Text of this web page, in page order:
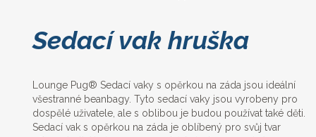
Sedací vak ve tvaru pohovky
Obří sedací vak
Dětský sedací vaky
Povlaky na polštáře
Podlahové polštáře
Relaxační polštáře
Krychlová podnožka puf
Velký Puf
Kulatá podnožka
Těžká Přikrývka
Pelíškům pro Psy
Náplň do sedacích vaků a
Sedací vak hruška
Lounge Pug® Sedací vaky s opěrkou na záda jsou ideální
všestranné beanbagy. Tyto sedací vaky jsou vyrobeny pro
dospělé uživatele, ale s oblibou je budou používat také děti.
Sedací vak s opěrkou na záda je oblíbený pro svůj tvar